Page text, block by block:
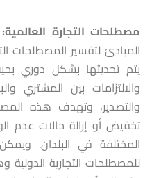
مصطلحات التجارة العالمية:
يتم تحديثها بشكل دوري
والالتزامات بين المشتري
والتصدير، وتهدف هذه
تخفيض أو إزالة حالات عدم
المختلفة في البلدان.